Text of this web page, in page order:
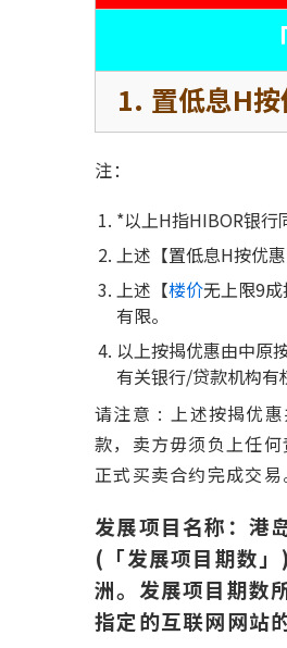
1. 置低息H按
注：
*以上H指HIBOR银行
上述【置低息H按优
上述【楼价无上限9
有限。
以上按揭优惠由中原
有关银行/贷款机构有
请注意 : 上述按揭优
款，卖方毋须负上任
正式买卖合约完成交易
发展项目名称：港
(「发展项目期数
洲。发展项目期数
指定的互联网网